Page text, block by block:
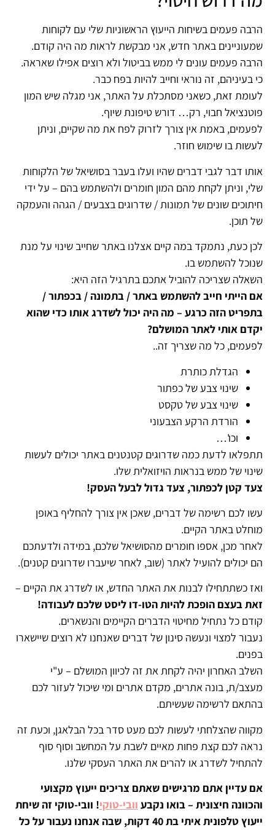
הרבה פעמים בשיחות הייעוץ הראשוניות שלי עם לקוחות
שמעוניינים באתר חדש, אני מבקשת לראות מה היה קודם.
הרבה פעמים עונים לי ממש בביטול ולא רוצים אפילו שאראה.
כי בעיניהם, זה נוראי וחייב להיות בפח כבר.
לעומת זאת, כשאני מסתכלת על האתר, אני מגלה שיש המון
פוטנציאל חבוי, רק… דורש טיפונת שיוף.
לפעמים, באמת אין צורך לזרוק לפח את מה שקיים, וניתן
לעשות בו שימוש חוזר.
אותו דבר לגבי דברים שהיו ועלו בעבר בסושיאל של הלקוחות
שלי, וניתן לקחת מהם המון חומרים ולהשתמש בהם – על ידי
חיתוכים שונים של תמונות / שדרוגים בצבעים / הגהה והעמקה
של תוכן.
לכן כעת, נתמקד במה קיים אצלנו באתר שחייב שינוי על מנת
שנוכל להשתמש בו.
השאלה שצריכה להוביל אתכם בתרגיל הזה היא:
אם הייתי חייב להשתמש באתר / בתמונה / בכפתור /
בתפריט הזה כרגע – מה היה יכול לשדרג אותו כדי שהוא
יקדם אותי לאתר המושלם?
לפעמים, כל מה שצריך זה..
הגדלת כותרת
שינוי צבע של כפתור
שינוי צבע של טקסט
הורדת הרקע הצבעוני
וכו'…
תתפלאו לדעת כמה שדרוגים קטנטנים באתר יכולים לעשות
שינוי של ממש בנראות הויזואלית שלו.
צעד קטן לכפתור, צעד גדול לבעל העסק!
עשו לכם רשימה של דברים, שאכן אין צורך להחליף באופן
מוחלט באתר הקיים.
לאחר מכן, אספו חומרים מהסושיאל שלכם, במידה ולדעתכם
הם יכולים להועיל לאתר (שוב, לאחר שיעברו שדרוגים קטנים).
ואז כשתתחילו לבנות את האתר החדש, או לשדרג את הקיים –
זאת בעצם הופכת להיות הטו-דו ליסט שלכם לעבודה!
קודם כל נתחיל מחיטוי הדברים הקיימים והנשארים.
נעבור למצוי ונעשה סינון של דברים שאנחנו לא רוצים שיישארו
בפנים.
השלב האחרון יהיה לקחת את זה לכיוון המושלם – ע"י
מעצב/ת, בונה אתרים, מקדם אתרים ומי שיכול לעזור לכם
בהתאם לרשימה שעשיתם.
מקווה שהצלחתי לעשות לכם מעט סדר בכל הבלאגן, וכעת זה
נראה לכם קצת פחות מאיים לשבת על המחשב וסוף סוף
להתחיל לשדרג או להרים את האתר העסקי שלנו.
אם עדיין אתם מרגישים שאתם צריכים ייעוץ מקצועי
והכוונה חיצונית – בואו נקבע וובי-טוקי! וובי-טוקי זה שיחת
ייעוץ טלפונית איתי בת 40 דקות, שבה אנחנו נעבור על כל